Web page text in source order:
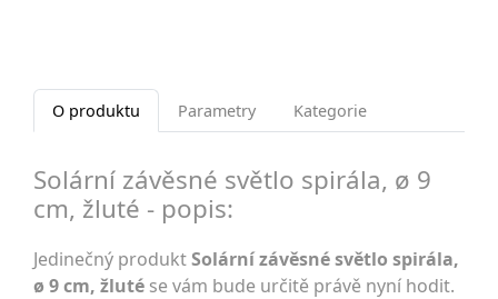
O produktu Parametry Kategorie
Solární závěsné světlo spirála, ø 9
cm, žluté - popis:
Jedinečný produktSolární závěsné světlo spirála,
ø 9 cm, žluté se vám bude určitě právě nyní hodit.